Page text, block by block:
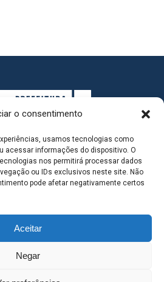
o consentimento
usamos tecnologias como
acessar informações do dispositivo. O
nos permitirá processar dados
ou IDs exclusivos neste site. Não
pode afetar negativamente certos
Aceitar
Negar MUNICIPAL - Avenida